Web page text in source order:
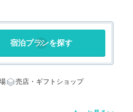
宿泊プランを探す
売店・ギフトショップ